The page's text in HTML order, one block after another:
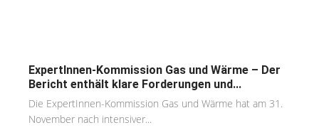
ExpertInnen-Kommission Gas und Wärme – Der
Bericht enthält klare Forderungen und...
Die ExpertInnen-Kommission Gas und Wärme hat am 31.
November nach intensiver...